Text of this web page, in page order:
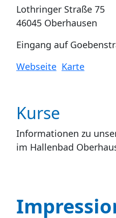
Lothringer Straße 75
46045 Oberhausen
Eingang auf
Webseite Karte
Kurse
Informationen zu
im Hallenbad